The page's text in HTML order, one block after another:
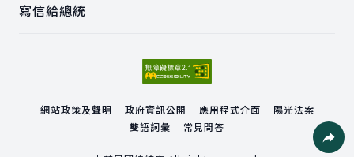
寫信給總統
網站政策及聲明 政府資訊公開 應用程式介面
陽光法案
雙語詞彙
常見問答